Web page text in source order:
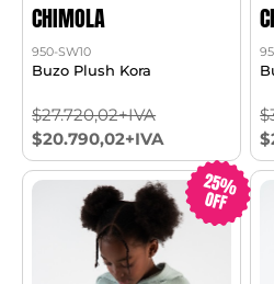
CHIMOLA
950-SW10
Buzo Plush Kora
$27.720,02+IVA
$20.790,02+IVA
25%
OFF